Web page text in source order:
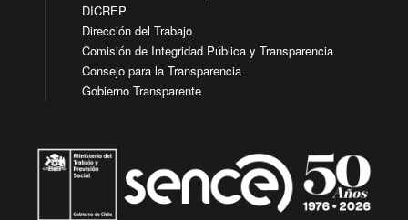
DICREP
Dirección del Trabajo
Comisión de Integridad Pública y Transparencia
Consejo para la Transparencia
Gobierno Transparente